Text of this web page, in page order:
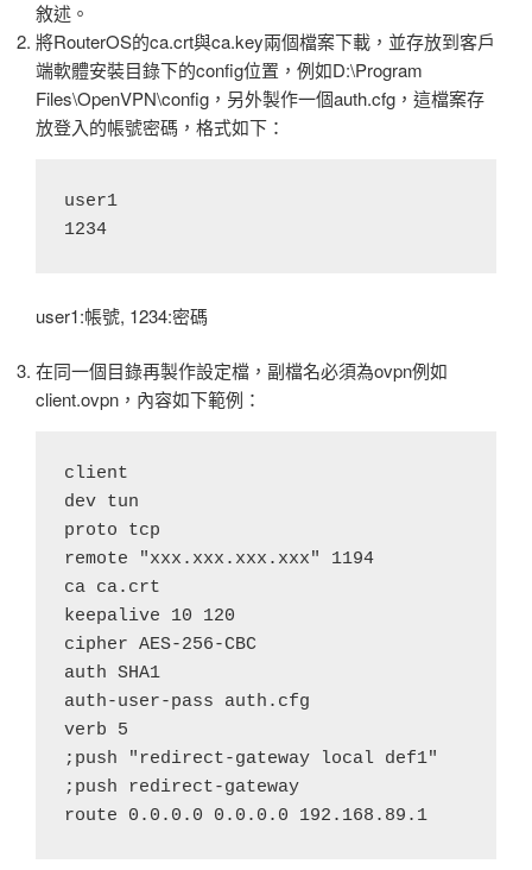
敘述。
將RouterOS的ca.crt與ca.key兩個檔案下載，並存放到客戶
端軟體安裝目錄下的config位置，例如D:\Program
Files\OpenVPN\config，另外製作一個auth.cfg，這檔案存
放登入的帳號密碼，格式如下：
user1
user1:帳號, 1234:密碼
在同一個目錄再製作設定檔，副檔名必須為ovpn例如
client.ovpn，內容如下範例：
client
dev tun
proto tcp
remote "xxx.xxx.xxx.xxx" 1194
ca ca.crt
keepalive 10 120
cipher AES-256-CBC
auth SHA1
auth-user-pass auth.cfg
verb 5
;push "redirect-gateway local def1"
;push redirect-gateway